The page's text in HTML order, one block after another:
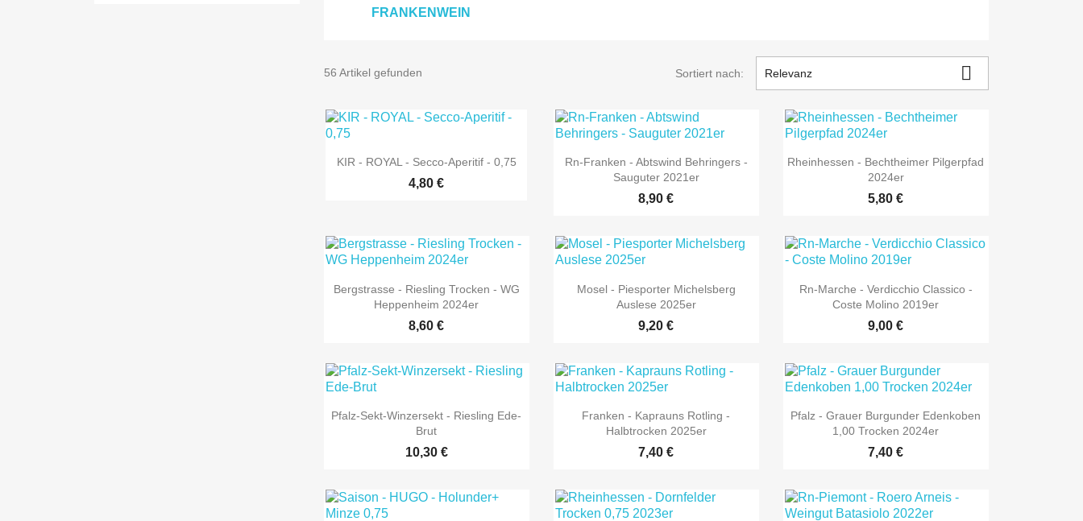
FRANKENWEIN
56 Artikel gefunden Sortiert nach: Relevanz 
 Vorschau
KIR - ROYAL - Secco-Aperitif - 0,75
4,80 €
 Vorschau
Rn-Franken - Abtswind Behringers -
Sauguter 2021er
8,90 €
 Vorschau
Rheinhessen - Bechtheimer Pilgerpfad
2024er
5,80 €
 Vorschau
Bergstrasse - Riesling Trocken - WG
Heppenheim 2024er
8,60 €
 Vorschau
Mosel - Piesporter Michelsberg
Auslese 2025er
9,20 €
 Vorschau
Rn-Marche - Verdicchio Classico -
Coste Molino 2019er
9,00 €
 Vorschau
Pfalz-Sekt-Winzersekt - Riesling Ede-
Brut
10,30 €
 Vorschau
Franken - Kaprauns Rotling -
Halbtrocken 2025er
7,40 €
 Vorschau
Pfalz - Grauer Burgunder Edenkoben
1,00 Trocken 2024er
7,40 €